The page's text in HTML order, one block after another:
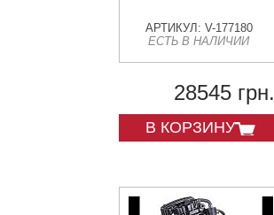
АРТИКУЛ: V-177180
ЕСТЬ В НАЛИЧИИ
28545 грн.
В КОРЗИНУ